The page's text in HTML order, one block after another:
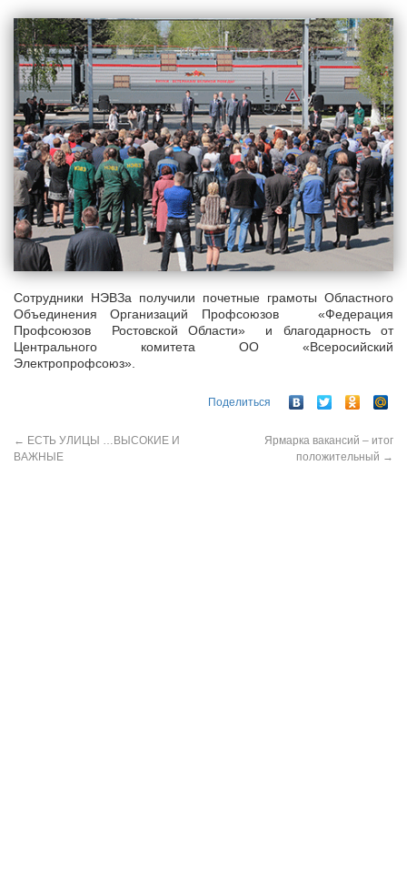
Сотрудники НЭВЗа получили почетные грамоты Областного
Объединения Организаций Профсоюзов «Федерация
Профсоюзов Ростовской Области» и благодарность от
Центрального комитета ОО «Всеросийский
Электропрофсоюз».
Поделиться
← ЕСТЬ УЛИЦЫ …ВЫСОКИЕ И
ВАЖНЫЕ
Ярмарка вакансий – итог
положительный →